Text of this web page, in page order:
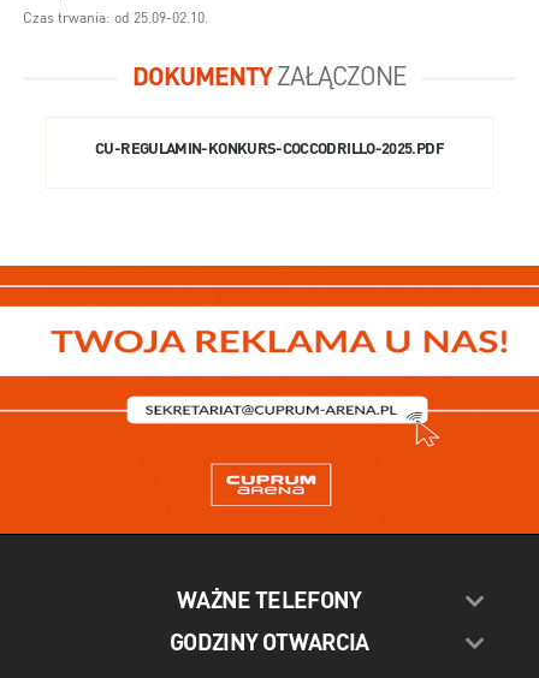
Czas trwania: od 25.09-02.10.
DOKUMENTYZAŁĄCZONE
CU-REGULAMIN-KONKURS-COCCODRILLO-2025.PDF
WAŻNE TELEFONY
GODZINY OTWARCIA